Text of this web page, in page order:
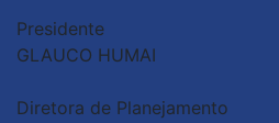
Presidente
GLAUCO HUMAI
Diretora de Planejamento